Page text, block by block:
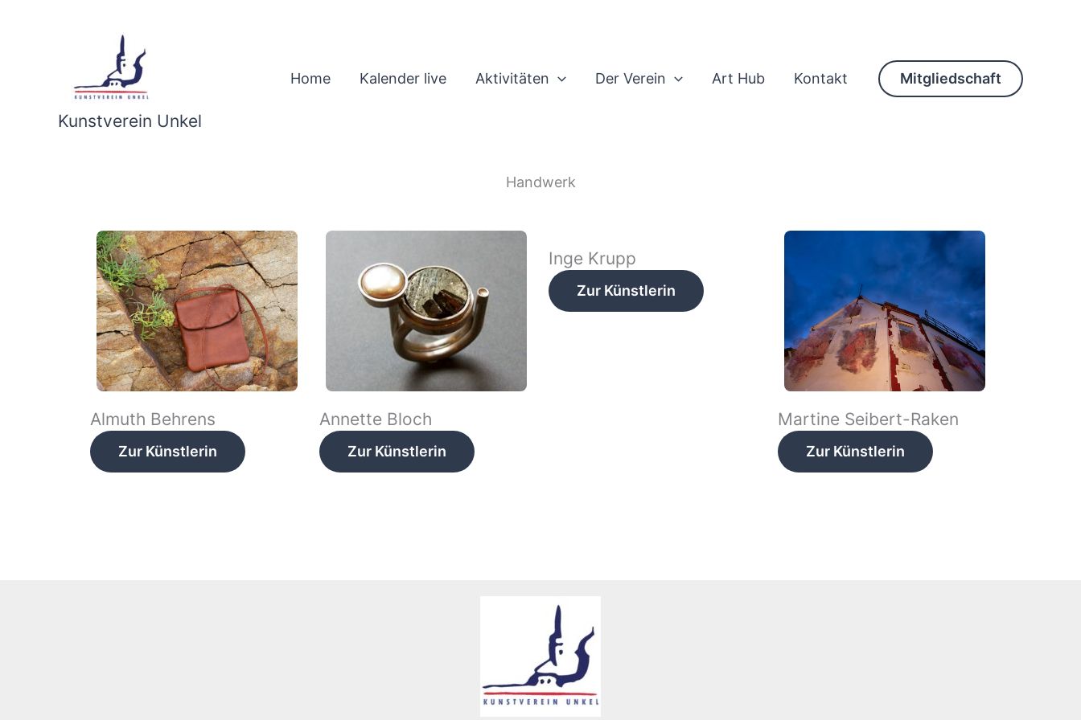
Kunstverein Unkel
Home Kalender live Aktivitäten Der Verein Art Hub Kontakt Mitgliedschaft
Handwerk
Almuth Behrens
Zur Künstlerin
Annette Bloch
Zur Künstlerin
Inge Krupp
Zur Künstlerin
Martine Seibert-Raken
Zur Künstlerin